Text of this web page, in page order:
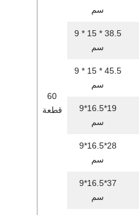
60
قطعة
سم
38.5 * 15 * 9
سم
45.5 * 15 * 9
سم
19*16.5*9
سم
28*16.5*9
سم
37*16.5*9
سم